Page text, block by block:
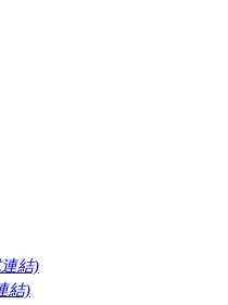
結)
結)